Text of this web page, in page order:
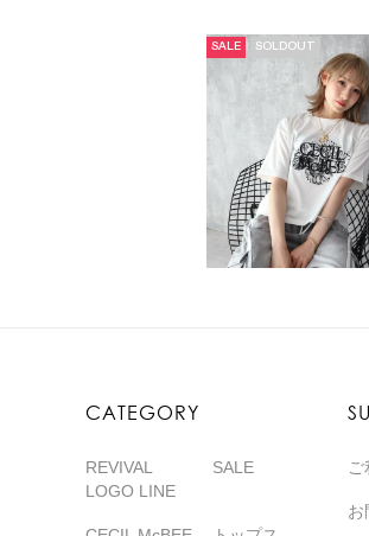
SALE SOLDOUT
CATEGORY
REVIVAL
LOGO LINE
SALE ご
お